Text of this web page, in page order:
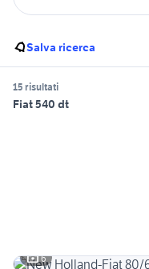
Salva ricerca
15 risultati
Fiat 540 dt
6